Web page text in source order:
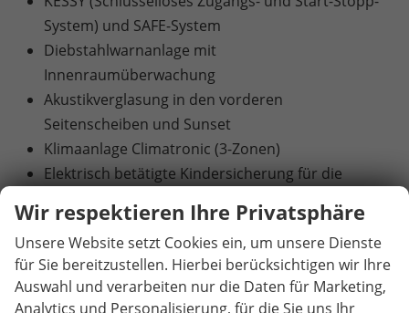
System) und SAFE-System
Diebstahlwarnanlage mit
Innenraumüberwachung
Akustikverglasung in den vorderen
Seitenscheiben und Sunset
Klimaanlage Climatronic (3-Zonen)
Elektrisch betätigte Kindersicherung für die
Elektrische Heckklappenbedienung mit
Komfortöffnung
Schlechtwetterlicht
Matrix-LED-Hauptscheinwerfer
Wir respektieren Ihre Privatsphäre
Unsere Website setzt Cookies ein, um unsere Dienste
für Sie bereitzustellen. Hierbei berücksichtigen wir Ihre
Auswahl und verarbeiten nur die Daten für Marketing,
Analytics und Personalisierung, für die Sie uns Ihr